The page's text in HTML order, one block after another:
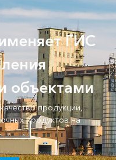
ГИС
объектами
продукции,
продуктов на